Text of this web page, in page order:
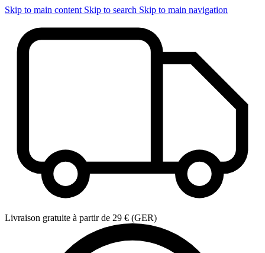
Skip to main content Skip to search Skip to main navigation
Livraison gratuite à partir de 29 € (GER)